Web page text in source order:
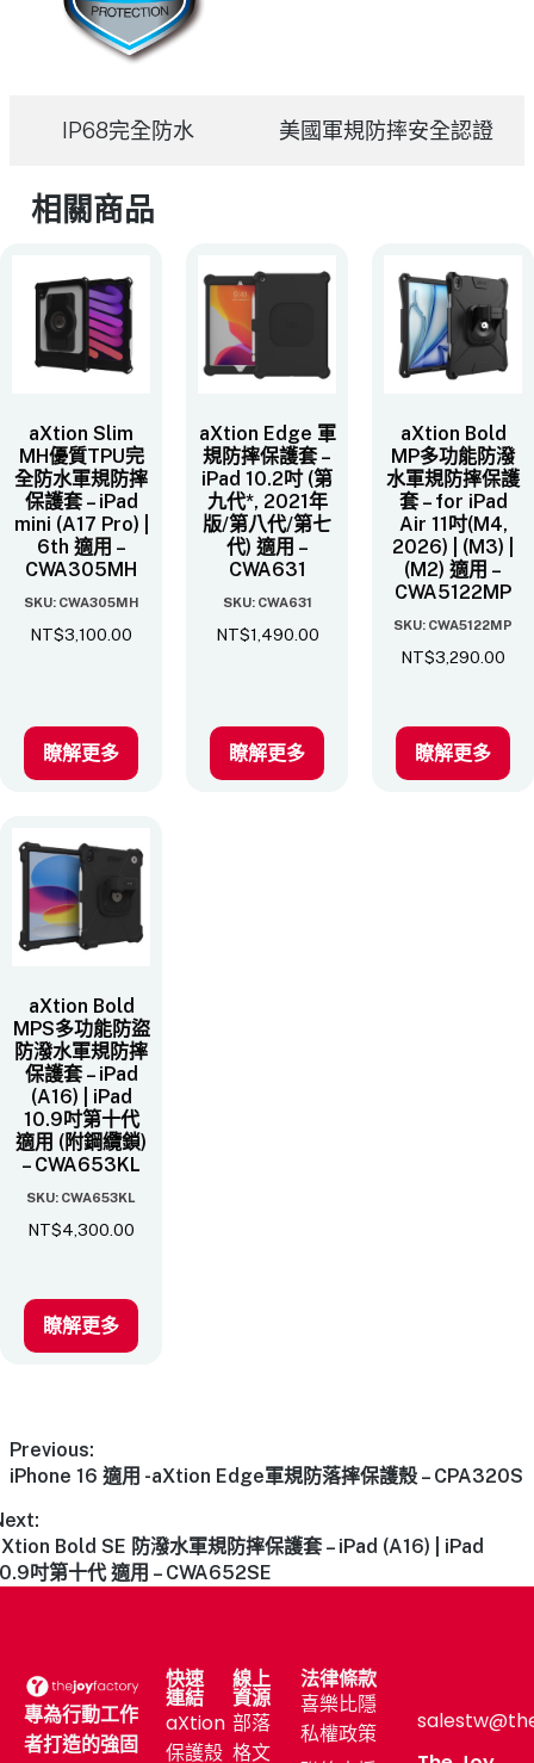
IP68完全防水 美國軍規防摔安全認證
相關商品
aXtion Slim
MH優質TPU完
全防水軍規防摔
保護套 – iPad
mini (A17 Pro) |
6th 適用 –
CWA305MH
SKU: CWA305MH
NT$3,100.00
瞭解更多
aXtion Edge 軍
規防摔保護套 –
iPad 10.2吋 (第
九代*, 2021年
版/第八代/第七
代)​ 適用 –
CWA631
SKU: CWA631
NT$1,490.00
瞭解更多
aXtion Bold
MP多功能防潑
水軍規防摔保護
套 – for iPad
Air 11吋(M4,
2026) | (M3) |
(M2) 適用 –
CWA5122MP
SKU: CWA5122MP
NT$3,290.00
瞭解更多
aXtion Bold
MPS多功能防盜
防潑水軍規防摔
保護套 – iPad
(A16) | iPad
10.9吋第十代
適用 (附鋼纜鎖)
– CWA653KL
SKU: CWA653KL
NT$4,300.00
瞭解更多
Previous:
iPhone 16 適用 -aXtion Edge軍規防落摔保護殼 – CPA320S
Bold SE 防潑水軍規防摔保護套 – iPad (A16) | iPad
吋第十代 適用 – CWA652SE
專為行動工作
者打造的強固
快速
連結
aXtion
保護殼
線上
資源
部落
格文
法律條款
喜樂比隱
私權政策